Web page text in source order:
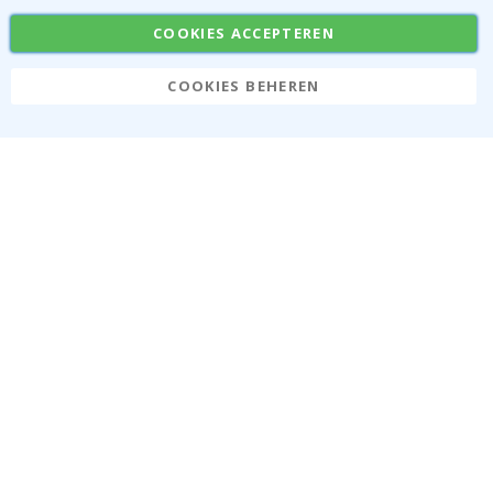
Stickers
Plakfolie
COOKIES ACCEPTEREN
COOKIES BEHEREN